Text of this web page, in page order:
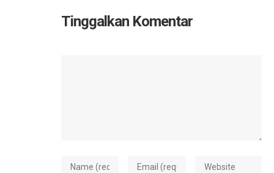
Tinggalkan Komentar